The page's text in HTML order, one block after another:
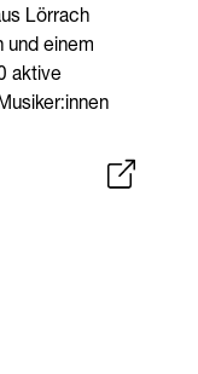
Lörrach
und einem
aktive